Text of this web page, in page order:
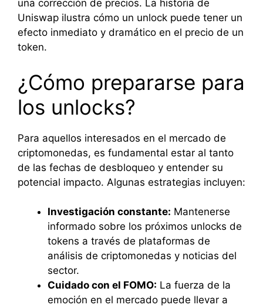
una corrección de precios. La historia de
Uniswap ilustra cómo un unlock puede tener un
efecto inmediato y dramático en el precio de un
token.
¿Cómo prepararse para
los unlocks?
Para aquellos interesados en el mercado de
criptomonedas, es fundamental estar al tanto
de las fechas de desbloqueo y entender su
potencial impacto. Algunas estrategias incluyen:
Investigación constante: Mantenerse
informado sobre los próximos unlocks de
tokens a través de plataformas de
análisis de criptomonedas y noticias del
sector.
Cuidado con el FOMO: La fuerza de la
emoción en el mercado puede llevar a